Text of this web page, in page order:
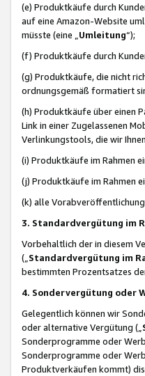
(e) Produktkäufe durch
auf eine Amazon-Website
müsste (eine „ Umleitung“);
(f) Produktkäufe durch
(g) Produktkäufe, die nicht
ordnungsgemäß formatiert
(h) Produktkäufe über einen
Link in einer Zugelassenen
Verlinkungstools, die wir
(i) Produktkäufe im Rahmen
(j) Produktkäufe im Rahmen
(k) alle
3. Standardvergütung im
Vorbehaltlich der in diesem
(„ Standardvergütung im
bestimmten Prozentsatzes
4. Sondervergütung oder
Gelegentlich können wir
oder alternative Vergütung („
Sonderprogramme oder
Sonderprogramme oder
Produktverkäufen kommt)